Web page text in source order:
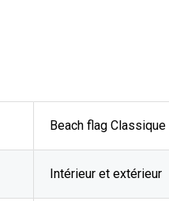
Beach flag Classique
Intérieur et extérieur